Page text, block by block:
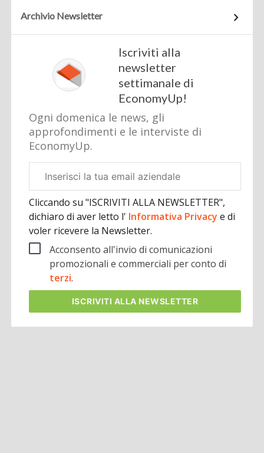
Archivio Newsletter
Iscriviti alla
newsletter
settimanale di
EconomyUp!
Ogni domenica le news, gli
approfondimenti e le interviste di
EconomyUp.
aziendale
Cliccando su "ISCRIVITI ALLA NEWSLETTER",
dichiaro di aver letto l' Informativa Privacye di
voler ricevere la Newsletter.
Acconsento all'invio di comunicazioni
promozionali e commerciali per conto di
terzi.
ISCRIVITI ALLA NEWSLETTER